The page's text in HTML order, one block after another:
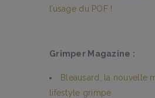
l’usage du POF !
Grimper Magazine :
Bleausard, la nouvelle
lifestyle grimpe